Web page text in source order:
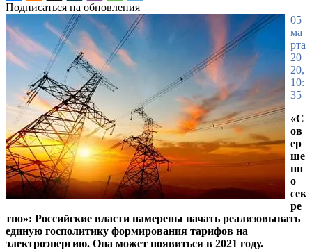
Подписаться на обновления
05
ма
рта
20
20,
10:
35
«С
ов
ер
ше
нн
о
сек
ре
тно»: Российские власти намерены начать реализовывать
единую госполитику формирования тарифов на
электроэнергию. Она может появиться в 2021 году.